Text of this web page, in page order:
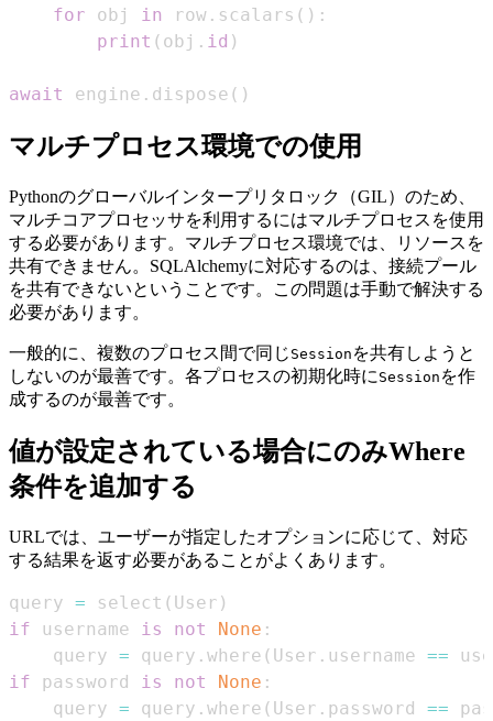
for obj in row . scalars ( ) :
print ( obj . id )
await engine . dispose ( )
マルチプロセス環境での使用
Pythonのグローバルインタープリタロック（GIL）のため、
マルチコアプロセッサを利用するにはマルチプロセスを使用
する必要があります。マルチプロセス環境では、リソースを
共有できません。SQLAlchemyに対応するのは、接続プール
を共有できないということです。この問題は手動で解決する
必要があります。
一般的に、複数のプロセス間で同じ Session を共有しようと
しないのが最善です。各プロセスの初期化時に Session を作
成するのが最善です。
値が設定されている場合にのみWhere
条件を追加する
URLでは、ユーザーが指定したオプションに応じて、対応
する結果を返す必要があることがよくあります。
query = select ( User )
if username is not None :
    query
= query . where ( User . username ==
if password is not None :
    query
= query . where ( User . password ==